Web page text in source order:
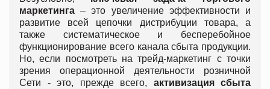
маркетинга – это увеличение эффективности и
развитие всей цепочки дистрибуции товара, а
также систематическое и бесперебойное
функционирование всего канала сбыта продукции.
Но, если посмотреть на трейд-маркетинг с точки
зрения операционной деятельности розничной
Сети - это, прежде всего, активизация сбыта